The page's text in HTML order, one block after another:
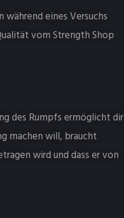
während eines Versuchs
vom Strength Shop
des Rumpfs ermöglicht dir
machen will, braucht
wird und dass er von